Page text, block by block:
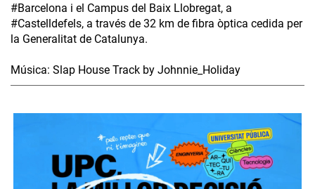
#Barcelona i el Campus del Baix Llobregat, a
#Castelldefels, a través de 32 km de fibra òptica cedida per
la Generalitat de Catalunya.
Música: Slap House Track by Johnnie_Holiday